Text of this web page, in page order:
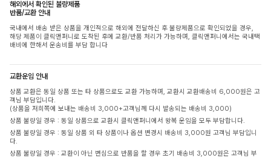
해외에서 확인된 불량제품
반품/교환 안내
국내에서 배송 받은 상품을 개인적으로 해외에 전달하신 후 불량제품으로 확인되었을 경우,
해당 제품이 클릭앤퍼니로 도착된 후에 교환/반품 처리가 가능하며, 클릭앤퍼니에서는 국내택
배비에 한해서 운송비를 부담 합니다
교환운임 안내
상품 교환은 동일 상품 또는 타 상품으로도 교환 가능하며, 교환시 교환배송비 6,000원은 고
객님 부담입니다.
(상품을 저희쪽에 보내는 배송비 3,000+고객님께 다시 발송되는 배송비 3,000)
상품 불량일 경우 : 동일 상품으로 교환시 클릭앤퍼니에서 왕복 운임을 모두 부담합니다.
상품 불량일 경우 : 동일 상품 외 타 상품이나 옵션 변경시 배송비 3,000원 고객님 부담입니
다.
상품 불량일 경우 : 교환이 아닌 변심으로 반품을 할 경우 초기 배송비 3,000원은 고객님 부